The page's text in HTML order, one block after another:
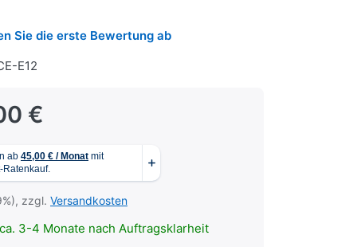
Sie die erste Bewertung ab
E12
€
zzgl. Versandkosten
3-4 Monate nach Auftragsklarheit